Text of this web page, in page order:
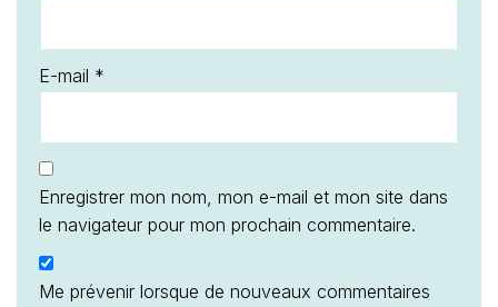
E-mail *
Enregistrer mon nom, mon e-mail et mon site dans
le navigateur pour mon prochain commentaire.
Me prévenir lorsque de nouveaux commentaires